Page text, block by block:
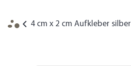
4 cm x 2 cm Aufkleber silber